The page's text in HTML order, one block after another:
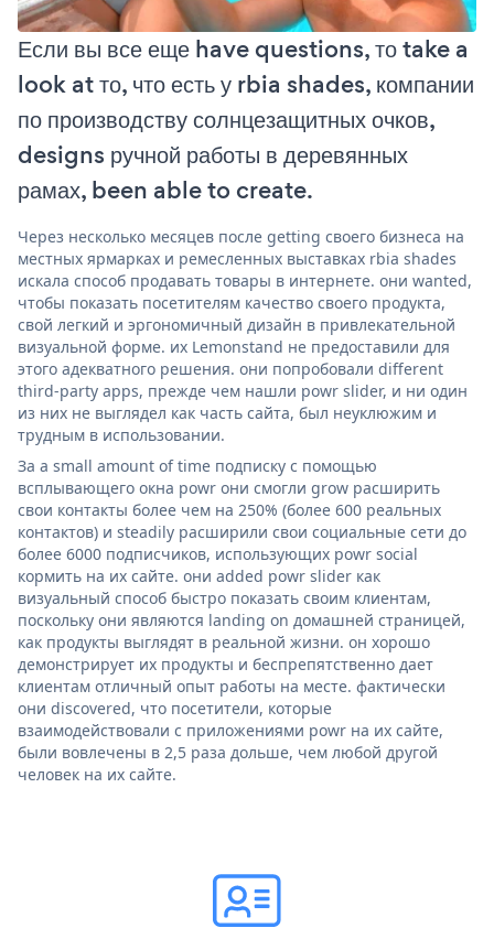
Если вы все еще have questions, то take a
look at то, что есть у rbia shades, компании
по производству солнцезащитных очков,
designs ручной работы в деревянных
рамах, been able to create.
Через несколько месяцев после getting своего бизнеса на
местных ярмарках и ремесленных выставках rbia shades
искала способ продавать товары в интернете. они wanted,
чтобы показать посетителям качество своего продукта,
свой легкий и эргономичный дизайн в привлекательной
визуальной форме. их Lemonstand не предоставили для
этого адекватного решения. они попробовали different
third-party apps, прежде чем нашли powr slider, и ни один
из них не выглядел как часть сайта, был неуклюжим и
трудным в использовании.
За a small amount of time подписку с помощью
всплывающего окна powr они смогли grow расширить
свои контакты более чем на 250% (более 600 реальных
контактов) и steadily расширили свои социальные сети до
более 6000 подписчиков, использующих powr social
кормить на их сайте. они added powr slider как
визуальный способ быстро показать своим клиентам,
поскольку они являются landing on домашней страницей,
как продукты выглядят в реальной жизни. он хорошо
демонстрирует их продукты и беспрепятственно дает
клиентам отличный опыт работы на месте. фактически
они discovered, что посетители, которые
взаимодействовали с приложениями powr на их сайте,
были вовлечены в 2,5 раза дольше, чем любой другой
человек на их сайте.